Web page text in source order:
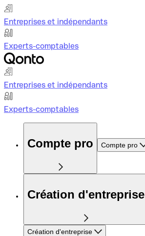
Entreprises et indépendants
Experts-comptables
Entreprises et indépendants
Experts-comptables
Compte pro Compte pro
Création d'entreprise
Création d'entreprise